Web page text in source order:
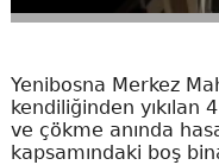
Yenibosna Merkez
kendiliğinden yıkılan
ve çökme anında
kapsamındaki boş